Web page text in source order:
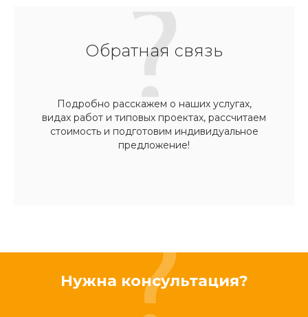
Обратная связь
Подробно расскажем о наших услугах,
видах работ и типовых проектах, рассчитаем
стоимость и подготовим индивидуальное
предложение!
Нужна консультация?